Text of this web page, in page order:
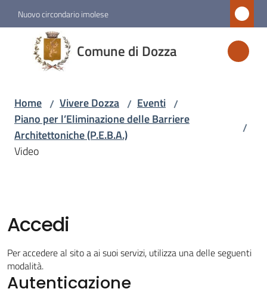
Vai al contenuto
Vai alla navigazione
Vai al footer
Nuovo circondario imolese
Comune di Dozza
Comune
di
Dozza
Amministrazione
Vivere
Dozza
Menu selezionato
Home / Vivere Dozza / Eventi /
Piano per l’Eliminazione delle Barriere
Architettoniche (P.E.B.A.)
/
Video
Accedi
Per accedere al sito a ai suoi servizi, utilizza una delle seguenti
modalità.
Autenticazione